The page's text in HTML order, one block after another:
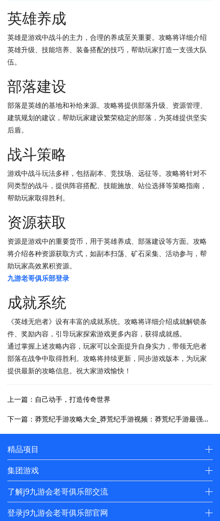
英雄养成
英雄是游戏中战斗的主力，合理的养成至关重要。攻略将详细介绍
英雄升级、技能培养、装备搭配的技巧，帮助玩家打造一支强大队
伍。
部落建设
部落是英雄的基地和补给来源。攻略将提供部落升级、资源管理、
建筑规划的建议，帮助玩家建设繁荣稳定的部落，为英雄提供坚实
后盾。
战斗策略
游戏中战斗玩法多样，包括副本、竞技场、远征等。攻略将针对不
同类型的战斗，提供阵容搭配、技能施放、站位选择等策略指南，
帮助玩家取得胜利。
资源获取
资源是游戏中的重要货币，用于英雄养成、部落建设等方面。攻略
将介绍各种资源获取方式，如副本扫荡、矿石采集、活动参与，帮
助玩家高效累积资源。
九游老哥俱乐部登录
成就系统
《英雄无疤者》设有丰富的成就系统。攻略将详细介绍成就解锁条
件、奖励内容，引导玩家探索游戏更多内容，获得成就感。
通过掌握上述攻略内容，玩家可以全面提升自身实力，带领无疤者
部落在战争中取得胜利。攻略将持续更新，同步游戏版本，为玩家
提供最新的攻略信息。祝大家游戏愉快！
上一篇：自己动手，打造传奇世界
下一篇：莽荒纪手游攻略大全_莽荒纪手游视频：莽荒纪手游最强攻略大全：战力飙升、资源获取不二法门
精品项目
集团游戏
了解j9九游会老哥俱乐部交流
登录j9九游会老哥俱乐部官网